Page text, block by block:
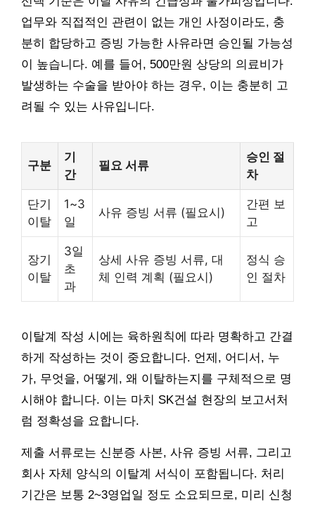
업무와 직접적인 관련이 없는 개인 사정이라도, 충
분히 합당하고 증빙 가능한 사유라면 승인될 가능성
이 높습니다. 예를 들어, 500만원 상당의 의료비가
발생하는 수술을 받아야 하는 경우, 이는 충분히 고
려될 수 있는 사유입니다.
구분
기
간
필요 서류
승인 절
차
단기
이탈
1~3
일
사유 증빙 서류 (필요시)
간편 보
고
장기
이탈
3일
초
과
상세 사유 증빙 서류, 대
체 인력 계획 (필요시)
정식 승
인 절차
이탈계 작성 시에는 육하원칙에 따라 명확하고 간결
하게 작성하는 것이 중요합니다. 언제, 어디서, 누
가, 무엇을, 어떻게, 왜 이탈하는지를 구체적으로 명
시해야 합니다. 이는 마치 SK건설 현장의 보고서처
럼 정확성을 요합니다.
제출 서류로는 신분증 사본, 사유 증빙 서류, 그리고
회사 자체 양식의 이탈계 서식이 포함됩니다. 처리
기간은 보통 2~3영업일 정도 소요되므로, 미리 신청